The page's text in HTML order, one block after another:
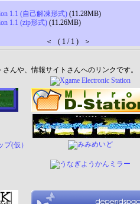
1.1 (自己解凍形式) (11.28MB)
1.1 (zip形式) (11.26MB)
＜ ( 1 / 1 ) ＞
んや、情報サイトさんへのリンクです。
(仮）